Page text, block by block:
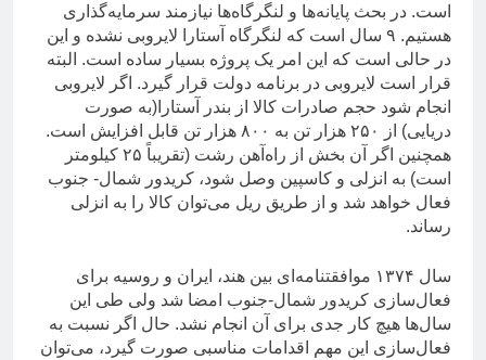
است. در بحث پایانه‌ها و لنگرگاه‌ها نیازمند سرمایه‌گذاری
هستیم. ۹ سال است که لنگرگاه آستارا لایروبی نشده و این
در حالی است که این امر یک پروژه بسیار ساده است. البته
قرار است لایروبی در برنامه دولت قرار گیرد. اگر لایروبی
انجام شود حجم صادرات کالا از بندر آستارا(به صورت
دریایی) از ۲۵۰ هزار تن به ۸۰۰ هزار تن قابل افزایش است.
همچنین اگر آن بخش از راه‌آهن رشت (تقریباً ۲۵ کیلومتر
است) به انزلی و کاسپین وصل شود، کریدور شمال- جنوب
فعال خواهد شد و از طریق ریل می‌توان کالا را به انزلی
رساند.
سال ۱۳۷۴ موافقتنامه‌ای بین هند، ایران و روسیه برای
فعال‌سازی کریدور شمال-جنوب امضا شد ولی طی این
سال‌ها هیچ کار جدی برای آن انجام نشد. حال اگر نسبت به
فعال‌سازی این مهم اقدامات مناسبی صورت گیرد، می‌توان